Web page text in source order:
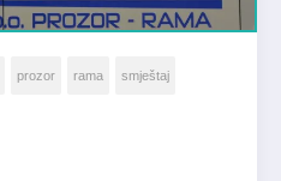
prozor rama smještaj